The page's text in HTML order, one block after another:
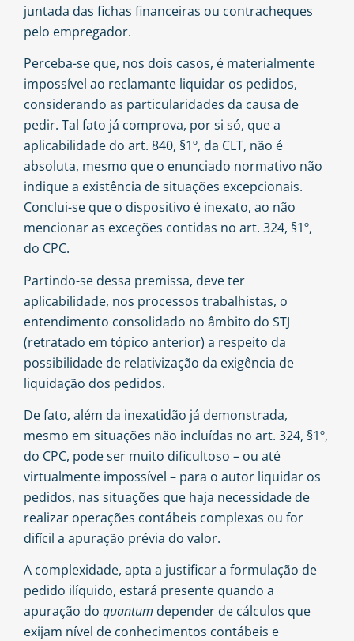
juntada das fichas financeiras ou contracheques
pelo empregador.
Perceba-se que, nos dois casos, é materialmente
impossível ao reclamante liquidar os pedidos,
considerando as particularidades da causa de
pedir. Tal fato já comprova, por si só, que a
aplicabilidade do art. 840, §1º, da CLT, não é
absoluta, mesmo que o enunciado normativo não
indique a existência de situações excepcionais.
Conclui-se que o dispositivo é inexato, ao não
mencionar as exceções contidas no art. 324, §1º,
do CPC.
Partindo-se dessa premissa, deve ter
aplicabilidade, nos processos trabalhistas, o
entendimento consolidado no âmbito do STJ
(retratado em tópico anterior) a respeito da
possibilidade de relativização da exigência de
liquidação dos pedidos.
De fato, além da inexatidão já demonstrada,
mesmo em situações não incluídas no art. 324, §1º,
do CPC, pode ser muito dificultoso – ou até
virtualmente impossível – para o autor liquidar os
pedidos, nas situações que haja necessidade de
realizar operações contábeis complexas ou for
difícil a apuração prévia do valor.
A complexidade, apta a justificar a formulação de
pedido ilíquido, estará presente quando a
apuração do quantum depender de cálculos que
exijam nível de conhecimentos contábeis e